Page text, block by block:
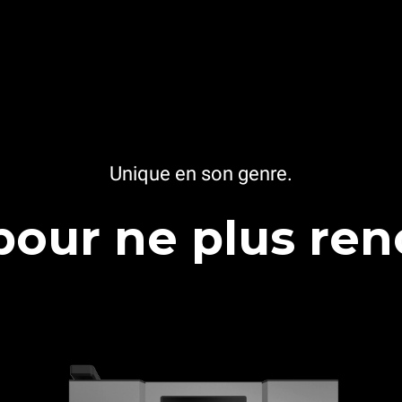
Unique en son genre.
ne plus